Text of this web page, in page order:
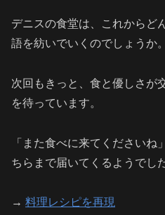
デニスの食堂は、これからど
語を紡いでいくのでしょうか。
次回もきっと、食と優しさが
を待っています。
「また食べに来てください
ちらまで届いてくるようでした
→ 料理レシピを再現